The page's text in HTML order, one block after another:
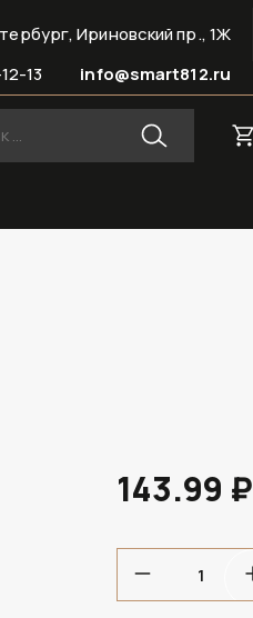
Ириновский пр., 1Ж
info@smart812.ru
13
143.99 ₽